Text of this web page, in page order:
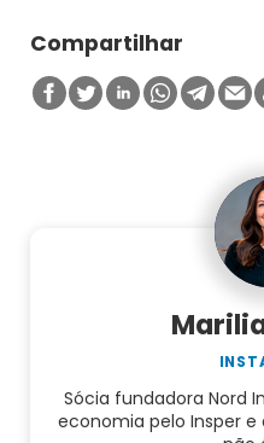
Compartilhar
Sócia fundadora Nord
economia pelo Insper e